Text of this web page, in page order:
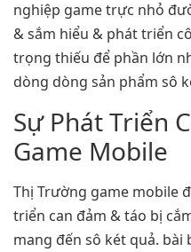
nghiệp game trực nhỏ
& sắm hiểu & phát triển
trọng thiếu để phần lớn
dòng dòng sản phẩm sô
Sự Phát Triển
Game Mobile
Thị Trường game mobile
triển can đảm & táo bị
mang đến sô két quả. bài